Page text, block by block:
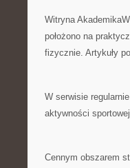
Witryna
położono na
fizycznie. Artykuły
W serwisie
aktywności
Cennym obszarem